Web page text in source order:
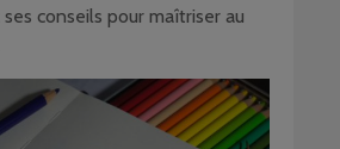
conseils pour maîtriser au